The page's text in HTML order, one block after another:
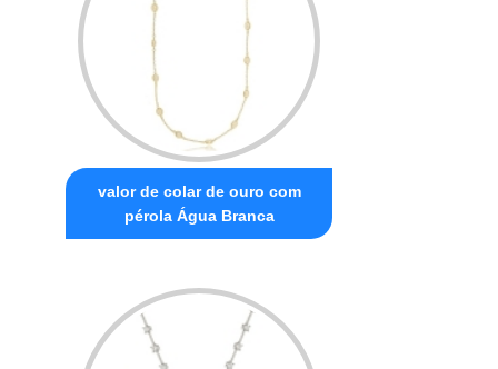
valor de colar de ouro com
pérola Água Branca